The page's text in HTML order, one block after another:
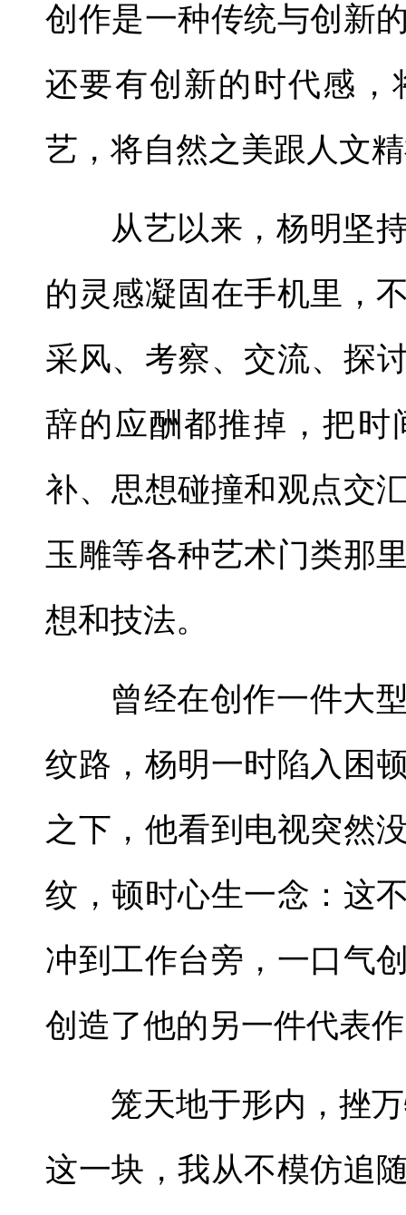
创作是一种传统与创新
还要有创新的时代感
艺，将自然之美跟人文
从艺以来，杨明坚
的灵感凝固在手机里，
采风、考察、交流、探
辞的应酬都推掉，把
补、思想碰撞和观点交
玉雕等各种艺术门类那
想和技法。
曾经在创作一件大
纹路，杨明一时陷入困
之下，他看到电视突然
纹，顿时心生一念：这
冲到工作台旁，一口气
创造了他的另一件代表
笼天地于形内，挫
这一块，我从不模仿追